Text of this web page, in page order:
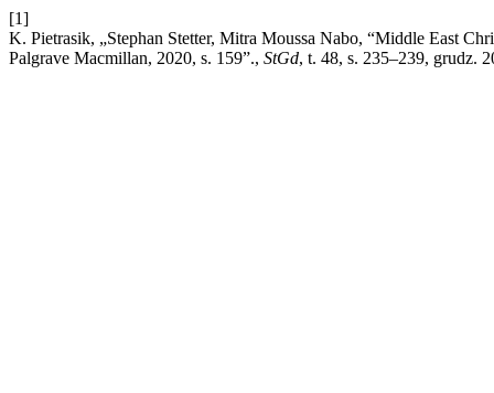
[1]
K. Pietrasik, „Stephan Stetter, Mitra Moussa Nabo, “Middle East
Palgrave Macmillan, 2020, s. 159”., StGd, t. 48, s. 235–239, grudz.